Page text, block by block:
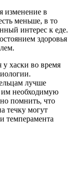
изменение в
меньше, в то
интерес к еде.
здоровья
у хаски во время
лучше
им необходимую
помнить, что
течку могут
темперамента